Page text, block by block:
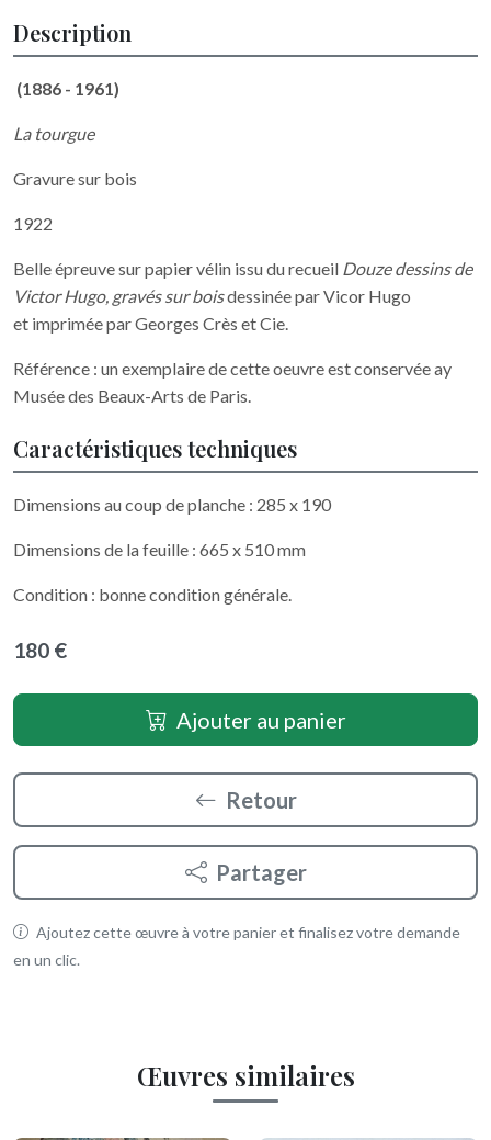
Description
(1886 - 1961)
La tourgue
Gravure sur bois
1922
Belle épreuve sur papier vélin issu du recueil Douze dessins de
Victor Hugo, gravés sur boisdessinée par Vicor Hugo
et imprimée par Georges Crès et Cie.
Référence : un exemplaire de cette oeuvre est conservée ay
Musée des Beaux-Arts de Paris.
Caractéristiques techniques
Dimensions au coup de planche : 285 x 190
Dimensions de la feuille : 665 x 510 mm
Condition : bonne condition générale.
180 €
Ajouter au panier
Retour
Partager
Ajoutez cette œuvre à votre panier et finalisez votre demande
en un clic.
Œuvres similaires